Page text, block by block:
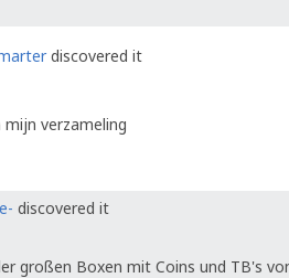
discovered it
verzameling
discovered it
großen Boxen mit Coins und TB's